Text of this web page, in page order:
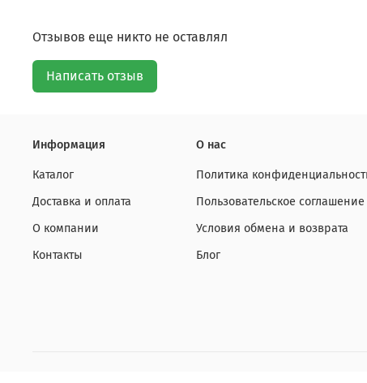
Отзывов еще никто не оставлял
Написать отзыв
Информация
Каталог
Доставка и оплата
О компании
Контакты
О нас
Политика
Пользовательское соглашение
Условия обмена и возврата
Блог